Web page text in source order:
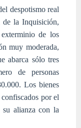
despotismo real
de la Inquisición,
de los
muy moderada,
abarca sólo tres
de personas
Los bienes
por el
su alianza con la